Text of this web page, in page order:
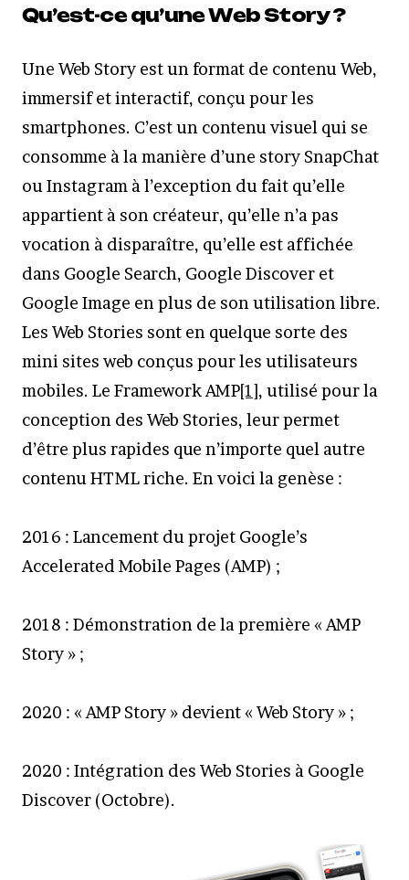
Qu’est-ce qu’une Web Story ?
Une Web Story est un format de contenu Web,
immersif et interactif, conçu pour les
smartphones. C’est un contenu visuel qui se
consomme à la manière d’une story SnapChat
ou Instagram à l’exception du fait qu’elle
appartient à son créateur, qu’elle n’a pas
vocation à disparaître, qu’elle est affichée
dans Google Search, Google Discover et
Google Image en plus de son utilisation libre.
Les Web Stories sont en quelque sorte des
mini sites web conçus pour les utilisateurs
mobiles. Le Framework AMP[1], utilisé pour la
conception des Web Stories, leur permet
d’être plus rapides que n’importe quel autre
contenu HTML riche. En voici la genèse :
2016 : Lancement du projet Google’s
Accelerated Mobile Pages (AMP) ;
2018 : Démonstration de la première « AMP
Story » ;
2020 : « AMP Story » devient « Web Story » ;
2020 : Intégration des Web Stories à Google
Discover (Octobre).